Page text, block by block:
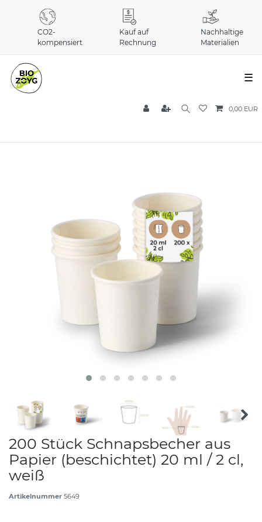
CO2-
kompensiert
Kauf auf
Rechnung
Nachhaltige
Materialien
☰
0,00 EUR
200 Stück Schnapsbecher aus
Papier (beschichtet) 20 ml / 2 cl,
weiß
Artikelnummer 5649